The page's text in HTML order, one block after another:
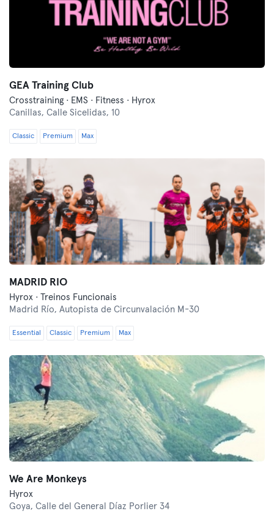
GEA Training Club
Crosstraining · EMS · Fitness · Hyrox
Canillas, Calle Sicelidas, 10
Classic Premium Max
MADRID RIO
Hyrox · Treinos Funcionais
Madrid Río, Autopista de Circunvalación M-30
Essential Classic Premium Max
We Are Monkeys
Hyrox
Goya, Calle del General Díaz Porlier 34